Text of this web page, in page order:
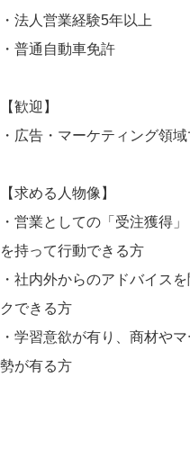
・法人営業経験5年以上
・普通自動車免許
【歓迎】
・広告・マーケティング領
【求める人物像】
・営業としての「受注獲得
を持って行動できる方
・社内外からのアドバイス
クできる方
・学習意欲が有り、商材や
勢が有る方